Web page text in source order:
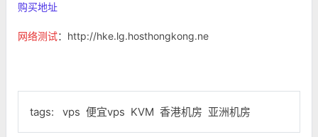
购买地址
网络测试：http://hke.lg.hosthongkong.ne
tags: vps 便宜vps KVM 香港机房 亚洲机房